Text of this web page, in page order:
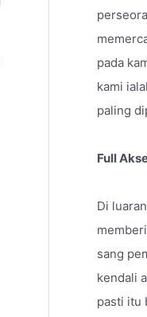
pada
kami
paling
Full
Di
sang
kendali
pasti itu